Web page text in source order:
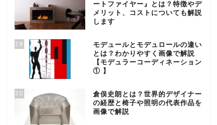
ートファイヤー』とは？特徴やデ
メリット、コストについても解説
します
29
モデュールとモデュロールの違い
とは？わかりやすく画像で解説
【モデュラーコーディネーション
① 】
30
倉俣史朗とは？世界的デザイナー
の経歴と椅子や照明の代表作品を
画像で解説